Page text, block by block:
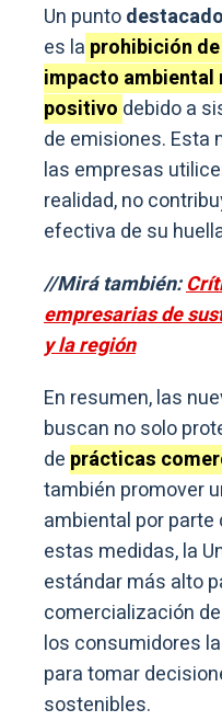
Un punto
es la prohibición
impacto
positivo debido a
de emisiones. Esta
las empresas
realidad, no
efectiva de su
//Mirá también:
empresarias de
y la región
En resumen, las
buscan no solo
de prácticas
también promover
ambiental por parte
estas medidas, la
estándar más alto
comercialización
los consumidores
para tomar
sostenibles.